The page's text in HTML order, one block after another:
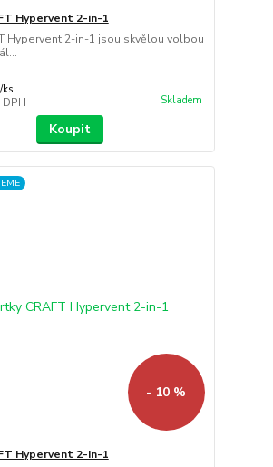
Hypervent 2-in-1
Hypervent 2-in-1 jsou skvělou volbou
/ks
Skladem
Koupit
- 10 %
Hypervent 2-in-1